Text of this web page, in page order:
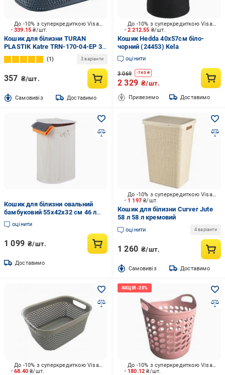
339.15₴/шт.
До -10% з суперкредиткою Visa Вигода
Кошик для білизни TURAN
PLASTIK Katre TRN-170-04-EP 35
л антрацит
1 3 варіанти
357 ₴/шт.
Cамовивіз Доставимо
2 212.55 ₴/шт.
До -10% з суперкредиткою Visa Вигода
Кошик Hedda 40х57см біло-
чорний (24453) Kela
оцінити
3 069 -740₴
2 329 ₴/шт.
Привеземо Доставимо
Кошик для білизни овальний
бамбуковий 55х42х32 см 46 л
Білий
оцінити
1 099 ₴/шт.
Доставимо
1 197₴/шт.
До -10% з суперкредиткою Visa Вигода
Кошик для білизни Curver Jute
58 л 58 л кремовий
оцінити 4 варіанти
1 260 ₴/шт.
Cамовивіз Доставимо
68.40₴/шт.
До -10% з суперкредиткою Visa Вигода
180.12₴/шт.
До -10% з суперкредиткою Visa Вигода